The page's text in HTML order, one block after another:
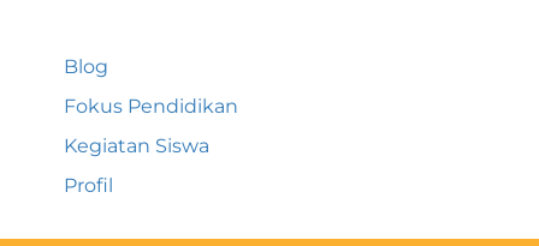
Blog
Fokus Pendidikan
Kegiatan Siswa
Profil